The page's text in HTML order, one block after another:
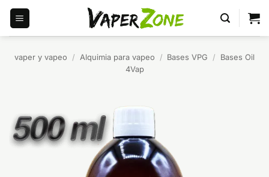
Saltar
contenido
vaper y vapeo / Alquimia para vapeo / Bases VPG /
Bases Oil
4Vap